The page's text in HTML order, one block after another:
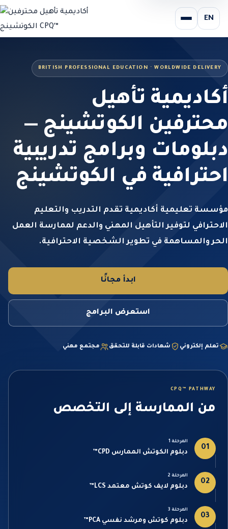
EN
BRITISH PROFESSIONAL EDUCATION · WORLDWIDE DELIVERY
أكاديمية تأهيل
محترفين الكوتشينج —
دبلومات وبرامج تدريبية
احترافية في الكوتشينج
مؤسسة تعليمية أكاديمية تقدم التدريب والتعليم
الاحترافي لتوفير التأهيل المهني والدعم لممارسة العمل
الحر والمساهمة في تطوير الشخصية الاحترافية.
ابدأ مجانًا
استعرض البرامج
تعلم إلكتروني شهادات قابلة للتحقق مجتمع مهني
CPQ™ PATHWAY
من الممارسة إلى التخصص
01
المرحلة 1
دبلوم الكوتش الممارس CPD™
02
المرحلة 2
دبلوم لايف كوتش معتمد LCS™
03
المرحلة 3
دبلوم كوتش ومرشد نفسي PCA™